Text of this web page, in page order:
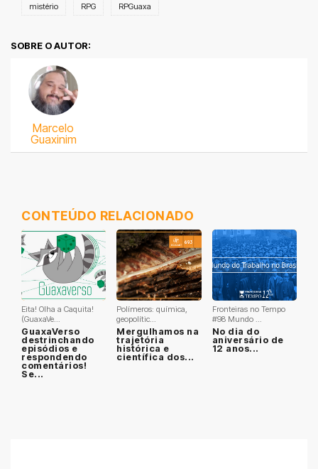
mistério RPG RPGuaxa
SOBRE O AUTOR:
Marcelo
Guaxinim
CONTEÚDO RELACIONADO
Eita! Olha a Caquita!
(GuaxaVe...
GuaxaVerso
destrinchando
episódios e
respondendo
comentários!
Se...
Polímeros: química,
geopolític...
Mergulhamos na
trajetória
histórica e
científica dos...
Fronteiras no Tempo
#98 Mundo ...
No dia do
aniversário de
12 anos...